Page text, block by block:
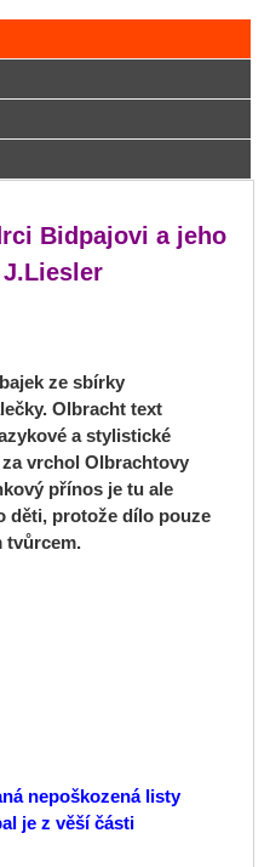
Bidpajovi a jeho
ze sbírky
Olbracht text
a stylistické
vrchol Olbrachtovy
přínos je tu ale
děti, protože dílo pouze
tvůrcem.
nepoškozená listy
je z věší části